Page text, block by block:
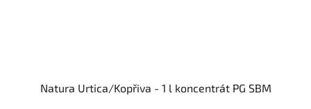
Natura Urtica/Kopřiva - 1 l koncentrát PG SBM